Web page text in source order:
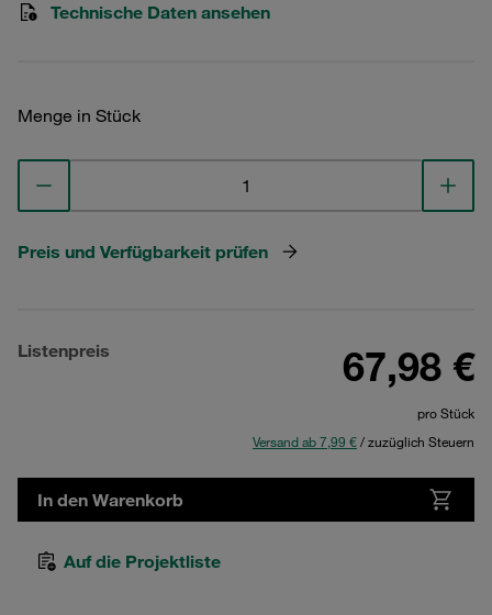
Technische Daten ansehen
Menge in Stück
Preis und Verfügbarkeit prüfen
Listenpreis 67,98 €
pro Stück
Versand ab 7,99 €/ zuzüglich Steuern
In den Warenkorb
Auf die Projektliste